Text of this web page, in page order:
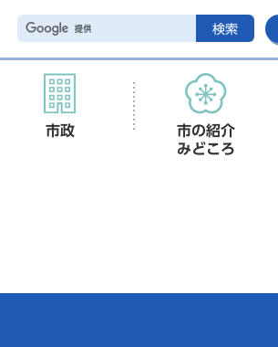
検索
市政
市の紹介
みどころ